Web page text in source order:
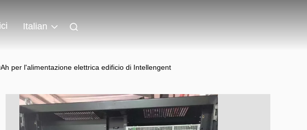
Italian
per l'alimentazione elettrica edificio di Intellengent